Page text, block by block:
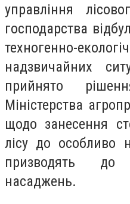
управління
господарства
техногенно-
надзвичайних
прийнято
Міністерства
щодо занесення
лісу до особливо
призводять до
насаджень.